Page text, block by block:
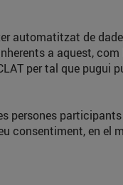
de
a aquest, com
per tal que
en el